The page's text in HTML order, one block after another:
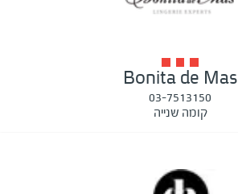
Bonita de Mas
03-7513150
קומה שנייה